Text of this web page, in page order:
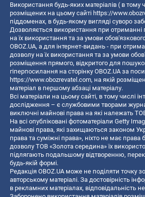
Використання будь-яких матеріалів ( в тому
розміщених на цьому сайті https://
піддоменах, в будь-якому вигляді суворо
Дозволяється використання при отриманні
на їх використання та за умови
OBOZ.UA, а для інтернет-видань - при
дозволу на їх використання та за умови
розміщення прямого, відкритого для
гіперпосилання на сторінку OBOZ.UA за
https://www.obozrevatel.com, на якій
матеріал в першому абзаці матеріалу.
Всі матеріали на цьому сайті, в тому числі
дослідження – є службовими творами
виключні майнові права на які належать
На всі опубліковані фотоматеріали Getty
майнові права, які захищаються законом
права та суміжні права», ніхто не має права
дозволу ТОВ «Золота середина» їх
підлягають подальшому відтворенню,
будь-якій формі.
Редакція OBOZ.UA може не поділяти точку
авторському матеріалі. За достовірність
в рекламних матеріалах, відповідальність